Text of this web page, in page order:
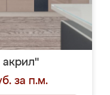
акрил"
за п.м.